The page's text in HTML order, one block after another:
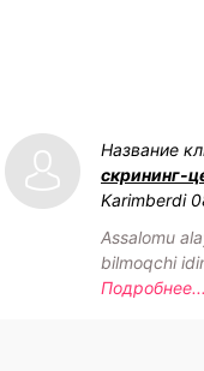
Название
скрининг-
Karimberdi
Assalomu
bilmoqchi
Подробнее...